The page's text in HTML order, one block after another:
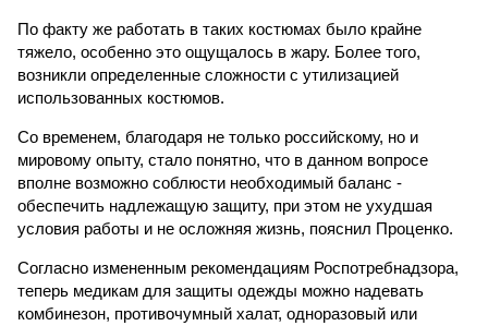
По факту же работать в таких костюмах было крайне
тяжело, особенно это ощущалось в жару. Более того,
возникли определенные сложности с утилизацией
использованных костюмов.
Со временем, благодаря не только российскому, но и
мировому опыту, стало понятно, что в данном вопросе
вполне возможно соблюсти необходимый баланс -
обеспечить надлежащую защиту, при этом не ухудшая
условия работы и не осложняя жизнь, пояснил Проценко.
Согласно измененным рекомендациям Роспотребнадзора,
теперь медикам для защиты одежды можно надевать
комбинезон, противочумный халат, одноразовый или